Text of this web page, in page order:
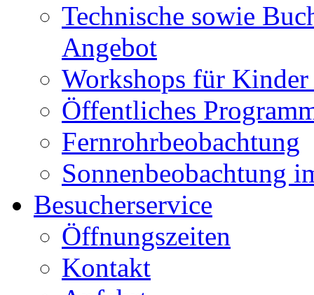
Technische sowie
Angebot
Workshops für
Öffentliches
Fernrohrbeobachtung
Sonnenbeobachtung
Besucherservice
Öffnungszeiten
Kontakt